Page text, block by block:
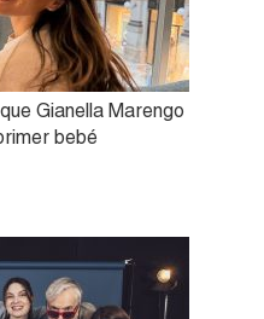
Gianella Marengo
bebé